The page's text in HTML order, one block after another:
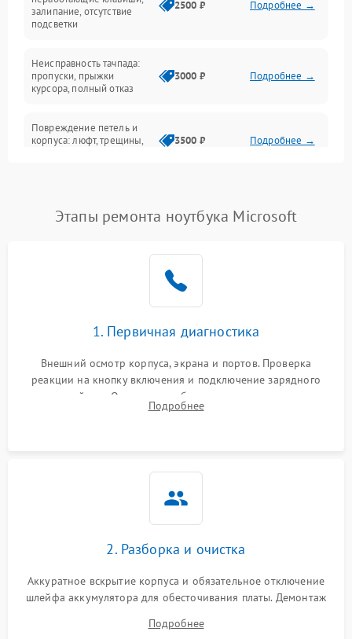
Батарея
Сеть и интернет
залипание, отсутствие
подсветки
2500 ₽ Подробнее →
Неисправность тачпада:
пропуски, прыжки
курсора, полный отказ
3000 ₽ Подробнее →
Повреждение петель и
корпуса: люфт, трещины,
3500 ₽ Подробнее →
невозможность зарядки,
2500 ₽ Подробнее →
2000 ₽
Перегрев из‑за пыли,
неисправности кулера
Выход из строя SSD или
HDD: медленная загрузка,
2000 ₽
Проблемы Wi‑Fi или
2500 ₽
Этапы ремонта ноутбука Microsoft
1. Первичная диагностика
Внешний осмотр корпуса, экрана и портов. Проверка
реакции на кнопку включения и подключение зарядного
устройства. Оценка потребления тока с помощью
лабораторного блока питания для локализации проблемы.
Подробнее
2. Разборка и очистка
Аккуратное вскрытие корпуса и обязательное отключение
шлейфа аккумулятора для обесточивания платы. Демонтаж
высохшей термопасты с кристаллов чипов.
Подробнее